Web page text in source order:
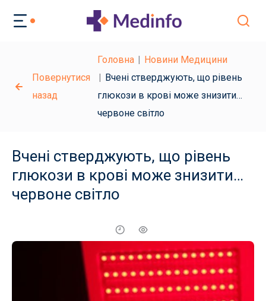
Повернутися
назад
Головна
Новини Медицини
Вчені стверджують, що рівень
глюкози в крові може знизити…
червоне світло
Вчені стверджують, що рівень
глюкози в крові може знизити…
червоне світло